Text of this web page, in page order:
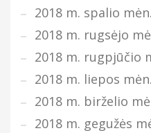
2018 m. spalio mėn.
2018 m. rugsėjo
2018 m. rugpjūčio
2018 m. liepos mėn.
2018 m. birželio
2018 m. gegužės